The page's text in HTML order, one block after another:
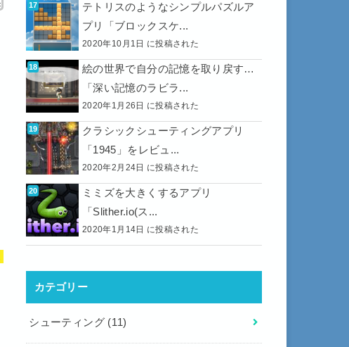
テトリスのようなシンプルパズルア
プリ「ブロックスケ...
2020年10月1日 に投稿された
絵の世界で自分の記憶を取り戻す…
「深い記憶のラビラ...
2020年1月26日 に投稿された
クラシックシューティングアプリ
「1945」をレビュ...
2020年2月24日 に投稿された
ミミズを大きくするアプリ
「Slither.io(ス...
2020年1月14日 に投稿された
カテゴリー
シューティング (11)